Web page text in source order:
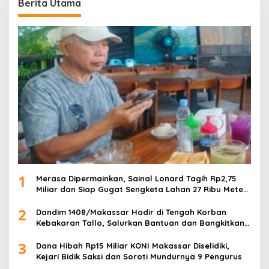
Berita Utama
1
Merasa Dipermainkan, Sainal Lonard Tagih Rp2,75
Miliar dan Siap Gugat Sengketa Lahan 27 Ribu Meter
2
Dandim 1408/Makassar Hadir di Tengah Korban
Kebakaran Tallo, Salurkan Bantuan dan Bangkitkan
3
Dana Hibah Rp15 Miliar KONI Makassar Diselidiki,
Kejari Bidik Saksi dan Soroti Mundurnya 9 Pengurus